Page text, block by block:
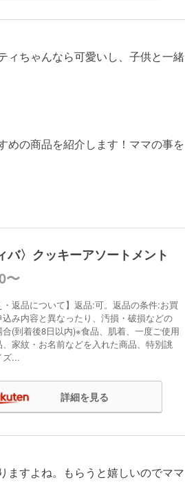
ィちゃんなら可愛いし、子供と一緒
めの商品を紹介します！ママの事を
バ〉クッキーアソートメント
〜
・返品について】返品:可。返品の条件:お買
込み内容と異なったり、汚損・破損などの
(到着後8日以内)※食品、肌着、一度ご使用
、家紋・お名前などを入れた商品、特別誂
ズ...
詳細を見る
ますよね。もらうと嬉しいのでママ